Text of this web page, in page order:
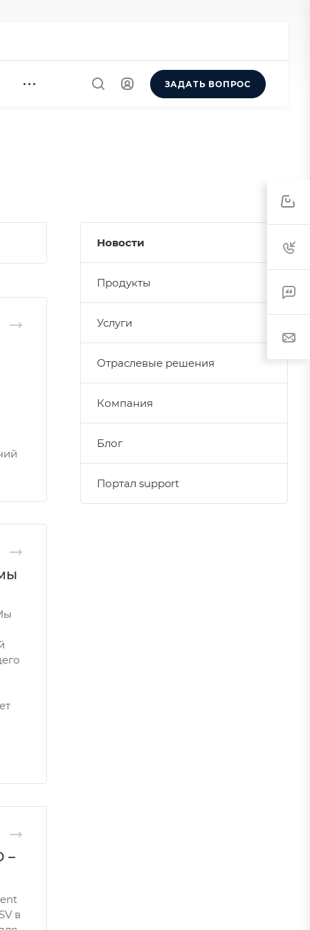
ЗАДАТЬ ВОПРОС
–
в
Новости
Продукты
Услуги
Отраслевые решения
Компания
Блог
Портал support